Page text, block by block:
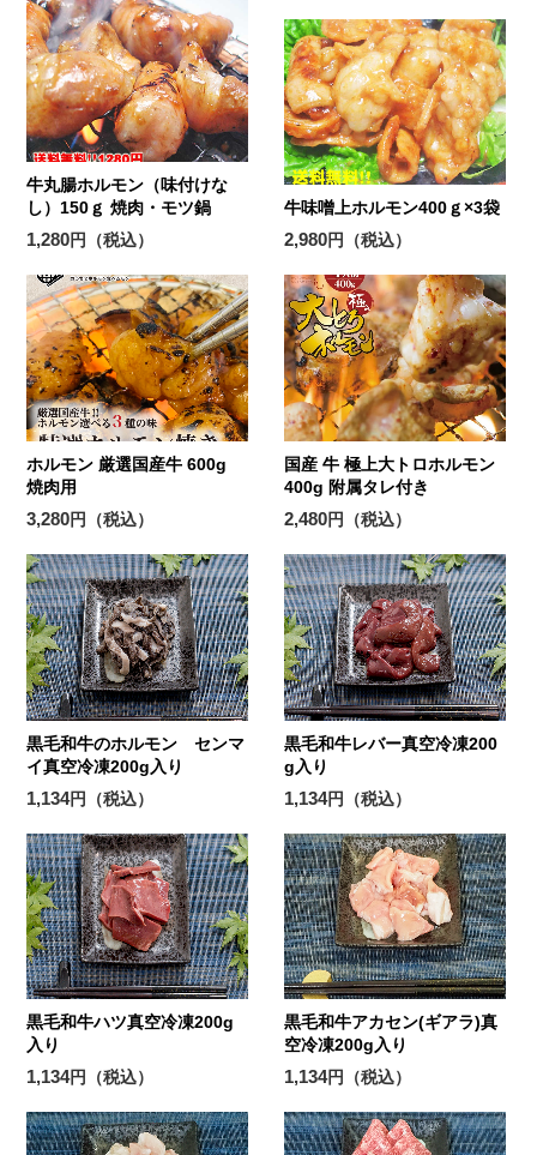
牛丸腸ホルモン（味付けな
し）150ｇ 焼肉・モツ鍋
1,280円（税込）
牛味噌上ホルモン400ｇ×3袋
2,980円（税込）
ホルモン 厳選国産牛 600g
焼肉用
3,280円（税込）
国産 牛 極上大トロホルモン
400g 附属タレ付き
2,480円（税込）
黒毛和牛のホルモン センマ
イ真空冷凍200g入り
1,134円（税込）
黒毛和牛レバー真空冷凍200
g入り
1,134円（税込）
黒毛和牛ハツ真空冷凍200g
入り
1,134円（税込）
黒毛和牛アカセン(ギアラ)真
空冷凍200g入り
1,134円（税込）